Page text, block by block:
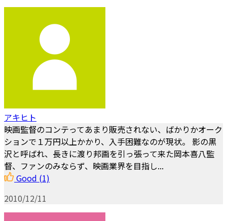
アキヒト
映画監督のコンテってあまり販売されない、ばかりかオーク
ションで１万円以上かかり、入手困難なのが現状。 影の黒
沢と呼ばれ、長きに渡り邦画を引っ張って来た岡本喜八監
督、ファンのみならず、映画業界を目指し...
Good (1)
2010/12/11